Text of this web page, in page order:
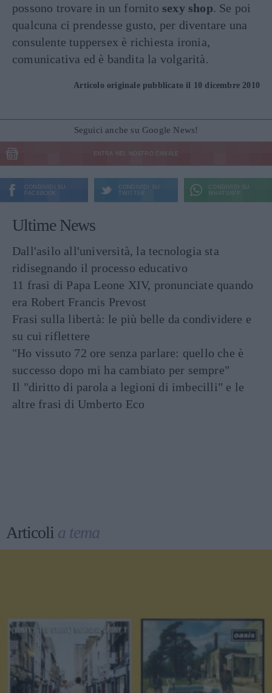
possono trovare in un fornito sexy shop. Se poi
qualcuna ci prendesse gusto, per diventare una
consulente tuppersex è richiesta ironia,
comunicativa ed è bandita la volgarità.
Articolo originale pubblicato il 10 dicembre 2010
Seguici anche su Google News!
ENTRA NEL NOSTRO CANALE
CONDIVIDI SU
FACEBOOK
CONDIVIDI SU
TWITTER
CONDIVIDI SU
WHATSAPP
Ultime News
Dall'asilo all'università, la tecnologia sta
ridisegnando il processo educativo
11 frasi di Papa Leone XIV, pronunciate quando
era Robert Francis Prevost
Frasi sulla libertà: le più belle da condividere e
su cui riflettere
"Ho vissuto 72 ore senza parlare: quello che è
successo dopo mi ha cambiato per sempre"
Il "diritto di parola a legioni di imbecilli" e le
altre frasi di Umberto Eco
Articoli a tema